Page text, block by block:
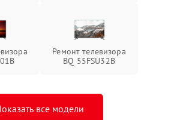
Ремонт телевизора
BQ 55FSU32B
все модели